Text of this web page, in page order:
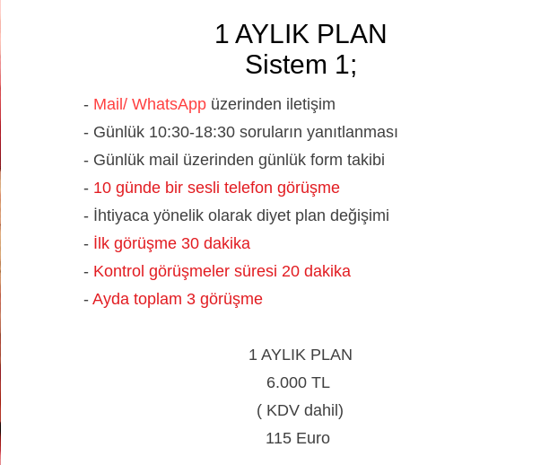
1 AYLIK PLAN
Sistem 1;
- Mail/ WhatsApp üzerinden iletişim
- Günlük 10:30-18:30 soruların yanıtlanması
- Günlük mail üzerinden günlük form takibi
- 10 günde bir sesli telefon görüşme
- İhtiyaca yönelik olarak diyet plan değişimi
- İlk görüşme 30 dakika
- Kontrol görüşmeler süresi 20 dakika
- Ayda toplam 3 görüşme
1 AYLIK PLAN
6.000 TL
( KDV dahil)
115 Euro